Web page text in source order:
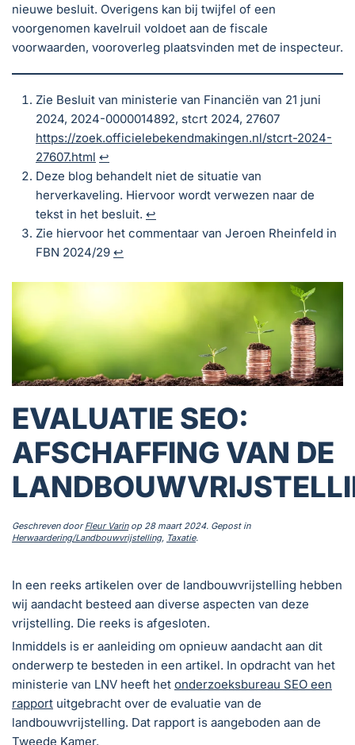
nieuwe besluit. Overigens kan bij twijfel of een
voorgenomen kavelruil voldoet aan de fiscale
voorwaarden, vooroverleg plaatsvinden met de inspecteur.
Zie Besluit van ministerie van Financiën van 21 juni
2024, 2024-0000014892, stcrt 2024, 27607
https://zoek.officielebekendmakingen.nl/stcrt-2024-
27607.html ↩︎
Deze blog behandelt niet de situatie van
herverkaveling. Hiervoor wordt verwezen naar de
tekst in het besluit. ↩︎
Zie hiervoor het commentaar van Jeroen Rheinfeld in
FBN 2024/29 ↩︎
EVALUATIE SEO:
AFSCHAFFING VAN DE
Geschreven doorFleur Varinop 28 maart 2024. Gepost in
Herwaardering/Landbouwvrijstelling, Taxatie.
In een reeks artikelen over de landbouwvrijstelling hebben
wij aandacht besteed aan diverse aspecten van deze
vrijstelling. Die reeks is afgesloten.
Inmiddels is er aanleiding om opnieuw aandacht aan dit
onderwerp te besteden in een artikel. In opdracht van het
ministerie van LNV heeft het onderzoeksbureau SEO een
rapport uitgebracht over de evaluatie van de
landbouwvrijstelling. Dat rapport is aangeboden aan de
Tweede Kamer.